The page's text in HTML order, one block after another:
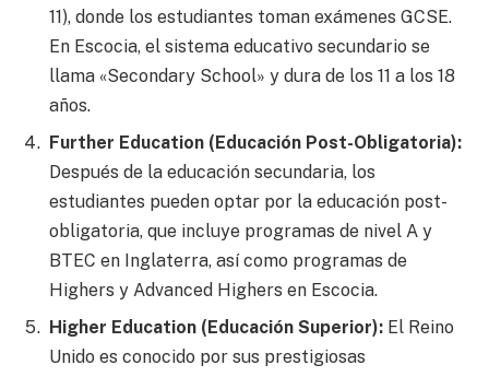
11), donde los estudiantes toman exámenes GCSE.
En Escocia, el sistema educativo secundario se
llama «Secondary School» y dura de los 11 a los 18
años.
Further Education (Educación Post-Obligatoria):
Después de la educación secundaria, los
estudiantes pueden optar por la educación post-
obligatoria, que incluye programas de nivel A y
BTEC en Inglaterra, así como programas de
Highers y Advanced Highers en Escocia.
Higher Education (Educación Superior): El Reino
Unido es conocido por sus prestigiosas